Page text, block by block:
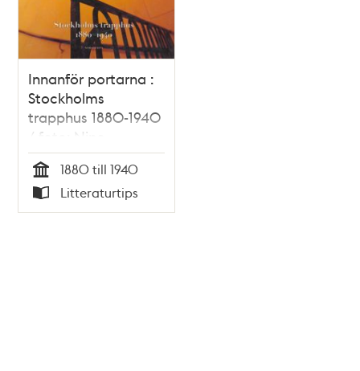
Innanför portarna :
Stockholms
trapphus 1880-1940
/ foto: Nino
Monastra ; text:
Olof Antell m.fl.
Tid
1880 till 1940
Typ
Litteraturtips